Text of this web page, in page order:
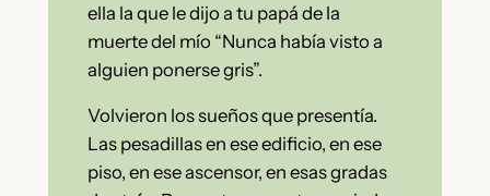
ella la que le dijo a tu papá de la
muerte del mío “Nunca había visto a
alguien ponerse gris”.
Volvieron los sueños que presentía.
Las pesadillas en ese edificio, en ese
piso, en ese ascensor, en esas gradas